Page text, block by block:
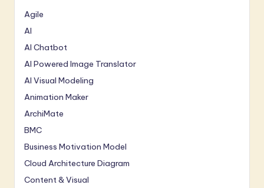
Agile
AI
AI Chatbot
AI Powered Image Translator
AI Visual Modeling
Animation Maker
ArchiMate
BMC
Business Motivation Model
Cloud Architecture Diagram
Content & Visual